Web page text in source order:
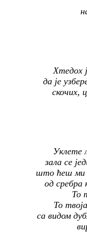
Хтедох
да је
скочих,
Уклете
зала се
што ћеш ми
од сребра
То
То
са видом